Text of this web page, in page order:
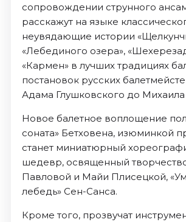
сопровождении струнного
расскажут на языке
неувядающие истории
«Лебединого озера»,
«Кармен» в лучших традициях
постановок русских
Адама Глушковского до
Новое балетное воплощение
соната» Бетховена, изюминкой
станет миниатюрный
шедевр, освященный
Павловой и Майи Плисецкой,
лебедь» Сен-Санса.
Кроме того, прозвучат